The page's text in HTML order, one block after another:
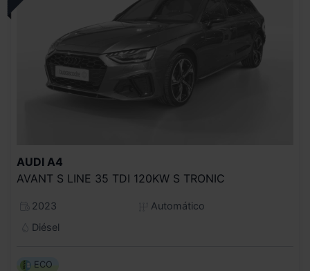
AUDI A4
AVANT S LINE 35 TDI 120KW S TRONIC
2023
Automático
Diésel
ECO